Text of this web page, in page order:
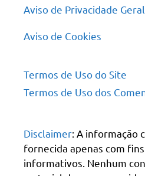
Aviso de Privacidade Geral
Aviso de Cookies
Termos de Uso do Site
Termos de Uso dos
Disclaimer: A informação
fornecida apenas com
informativos. Nenhum